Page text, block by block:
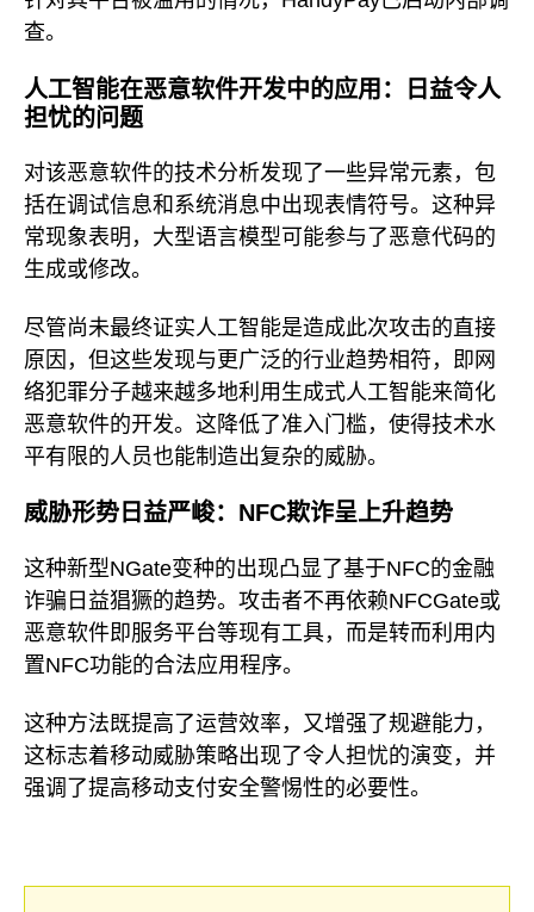
查。
人工智能在恶意软件开发中的应用：日益令人
担忧的问题
对该恶意软件的技术分析发现了一些异常元素，包
括在调试信息和系统消息中出现表情符号。这种异
常现象表明，大型语言模型可能参与了恶意代码的
生成或修改。
尽管尚未最终证实人工智能是造成此次攻击的直接
原因，但这些发现与更广泛的行业趋势相符，即网
络犯罪分子越来越多地利用生成式人工智能来简化
恶意软件的开发。这降低了准入门槛，使得技术水
平有限的人员也能制造出复杂的威胁。
威胁形势日益严峻：NFC欺诈呈上升趋势
这种新型NGate变种的出现凸显了基于NFC的金融
诈骗日益猖獗的趋势。攻击者不再依赖NFCGate或
恶意软件即服务平台等现有工具，而是转而利用内
置NFC功能的合法应用程序。
这种方法既提高了运营效率，又增强了规避能力，
这标志着移动威胁策略出现了令人担忧的演变，并
强调了提高移动支付安全警惕性的必要性。